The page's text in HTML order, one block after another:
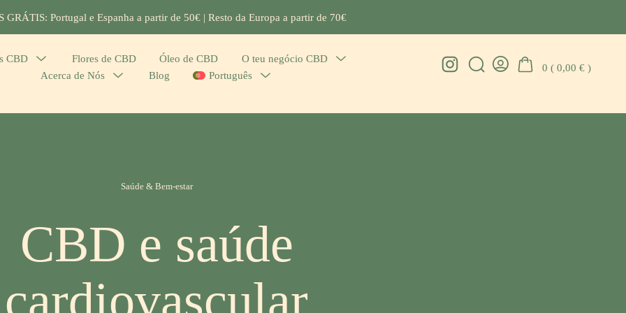
GRÁTIS: Portugal e Espanha a partir de 50€ | Resto da Europa a partir de 70€
CBD
Menu
Toggle
Flores de CBD Óleo de CBD O teu negócio CBD
Menu
Acerca de Nós
Menu
Blog Português
Menu
Instagram
Search
Go
My
0 ( 0,00€ )
Categories
Saúde & Bem-estar
CBD e saúde
cardiovascular